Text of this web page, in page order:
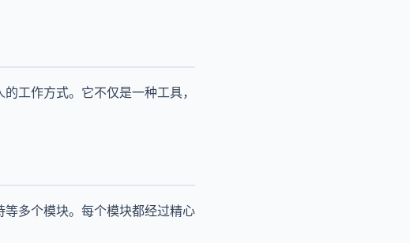
工作方式。它不仅是一种工具，
多个模块。每个模块都经过精心